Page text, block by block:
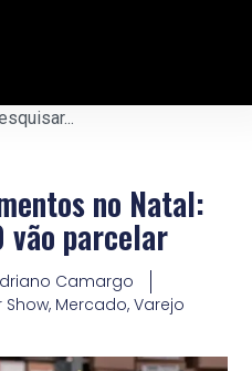
no Natal:
vão parcelar
Camargo
Show, Mercado, Varejo